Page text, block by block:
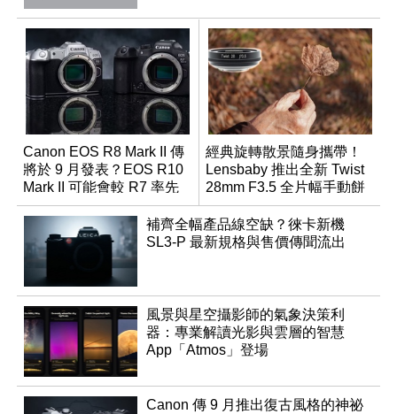
Canon EOS R8 Mark II 傳
將於 9 月發表？EOS R10
Mark II 可能會較 R7 率先
推出
經典旋轉散景隨身攜帶！
Lensbaby 推出全新 Twist
28mm F3.5 全片幅手動餅
乾鏡
補齊全幅產品線空缺？徠卡新機
SL3-P 最新規格與售價傳聞流出
風景與星空攝影師的氣象決策利
器：專業解讀光影與雲層的智慧
App「Atmos」登場
Canon 傳 9 月推出復古風格的神祕